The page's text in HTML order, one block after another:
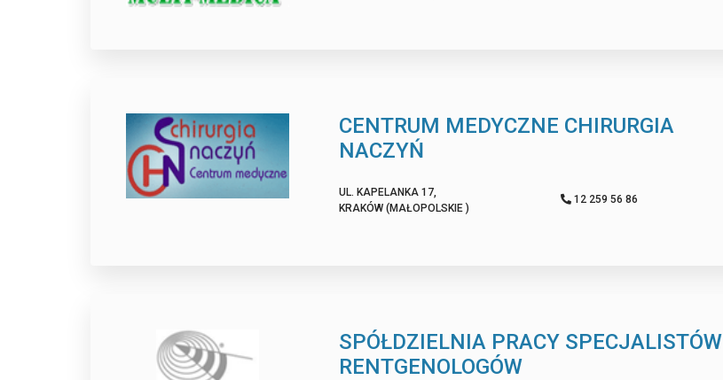
CENTRUM MEDYCZNE CHIRURGIA
NACZYŃ
UL. KAPELANKA 17,
KRAKÓW (MAŁOPOLSKIE )
12 259 56 86
SPÓŁDZIELNIA PRACY SPECJALISTÓW
RENTGENOLOGÓW